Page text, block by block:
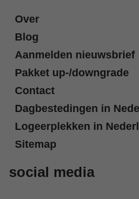
Over
Blog
Aanmelden nieuwsbrief
Pakket up-/downgrade
Contact
Dagbestedingen in
Logeerplekken in
Sitemap
social media